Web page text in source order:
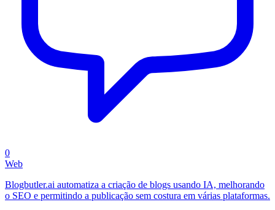
0
Web
Blogbutler.ai automatiza a criação de blogs usando IA, melhorando
o SEO e permitindo a publicação sem costura em várias plataformas.